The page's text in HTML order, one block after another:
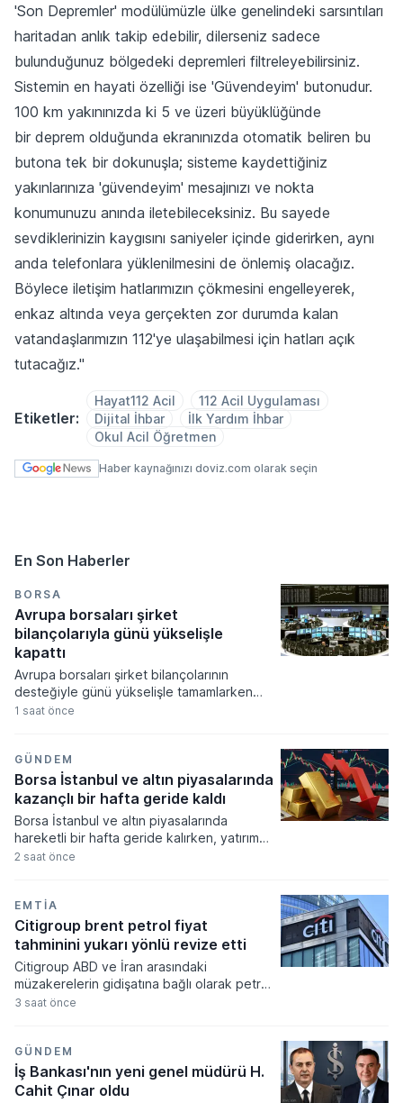
'Son Depremler' modülümüzle ülke genelindeki sarsıntıları
haritadan anlık takip edebilir, dilerseniz sadece
bulunduğunuz bölgedeki depremleri filtreleyebilirsiniz.
Sistemin en hayati özelliği ise 'Güvendeyim' butonudur.
100 km yakınınızda ki 5 ve üzeri büyüklüğünde
bir deprem olduğunda ekranınızda otomatik beliren bu
butona tek bir dokunuşla; sisteme kaydettiğiniz
yakınlarınıza 'güvendeyim' mesajınızı ve nokta
konumunuzu anında iletebileceksiniz. Bu sayede
sevdiklerinizin kaygısını saniyeler içinde giderirken, aynı
anda telefonlara yüklenilmesini de önlemiş olacağız.
Böylece iletişim hatlarımızın çökmesini engelleyerek,
enkaz altında veya gerçekten zor durumda kalan
vatandaşlarımızın 112'ye ulaşabilmesi için hatları açık
tutacağız."
Etiketler:
Hayat112 Acil
112 Acil Uygulaması
Dijital İhbar
İlk Yardım İhbar
Okul Acil Öğretmen
Haber kaynağınızı doviz.com olarak seçin
En Son Haberler
BORSA
Avrupa borsaları şirket
bilançolarıyla günü yükselişle
kapattı
Avrupa borsaları şirket bilançolarının
desteğiyle günü yükselişle tamamlarken
yatırımcılar ekonomik verilere odaklandı.
piyasalardaki enflasyon endişelerini canlı
tutuyor.
1 saat önce
GÜNDEM
Borsa İstanbul ve altın piyasalarında
kazançlı bir hafta geride kaldı
Borsa İstanbul ve altın piyasalarında
hareketli bir hafta geride kalırken, yatırım
araçlarının büyük çoğunluğu yatırımcısına
madenlere dayalı yatırım fonları haftanın en
çok ilgi gören ve değer kazanan varlıkları
arasında yer aldı.
2 saat önce
EMTIA
Citigroup brent petrol fiyat
tahminini yukarı yönlü revize etti
Citigroup ABD ve İran arasındaki
müzakerelerin gidişatına bağlı olarak petrol
fiyat öngörülerini güncelledi. Banka 2026
yukarı yönlü revize ettiğini duyurdu.
3 saat önce
GÜNDEM
İş Bankası'nın yeni genel müdürü H.
Cahit Çınar oldu